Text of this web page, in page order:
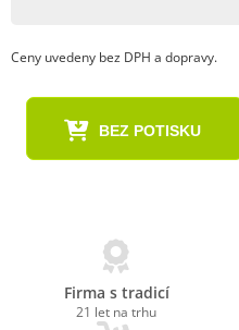
Ceny uvedeny bez DPH a dopravy.
BEZ POTISKU
Firma s tradicí
21 let na trhu